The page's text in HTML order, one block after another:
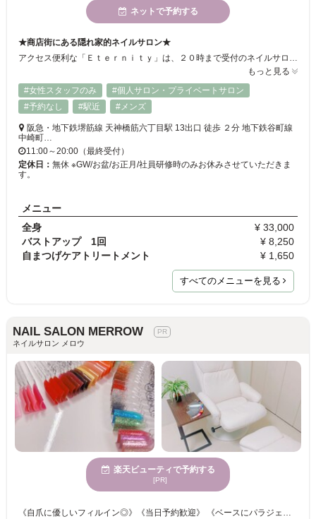
ネットで予約する
★商店街にある隠れ家的ネイルサロン★
もっと見る
#女性スタッフのみ
#個人サロン・プライベートサロン
#予約なし
#駅近 #メンズ
阪急・地下鉄堺筋線 天神橋筋六丁目駅 13出口 徒歩 ２分 地下鉄谷町線
中崎町…
11:00～20:00（最終受付）
定休日： 無休 ※GW/お盆/お正月/社員研修時のみお休みさせていただきま
す。
メニュー
全身
¥ 33,000
バストアップ 1回
¥ 8,250
自まつげケアトリートメント
¥ 1,650
すべてのメニューを見る
NAIL SALON MERROW
ネイルサロン メロウ
楽天ビューティで予約する
[PR]
《自爪に優しいフィルイン◎》《当日予約歓迎》 《ベースにパラジェルを使用》 お爪に優しいベースジェル、パラジェルでフィルイン施術させていただくため、 お爪の負担を少なくしてネイルを楽しんでいただけます♪ 爪の状態をみて、日々のケアやお爪の健康もサポートし、 いつまでも綺麗な手元足元になるようアドバイスさせていただきます！ 忙しい日々を忘れてゆったりまったりネイル体験をしませんか？